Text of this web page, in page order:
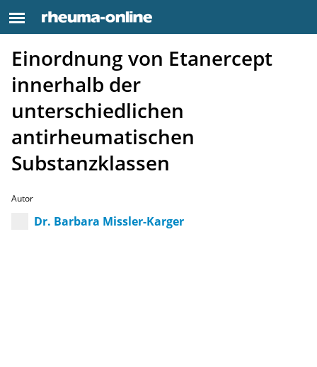
Einordnung von Etanercept
innerhalb der
unterschiedlichen
antirheumatischen
Substanzklassen
Autor
Dr. Barbara Missler-Karger